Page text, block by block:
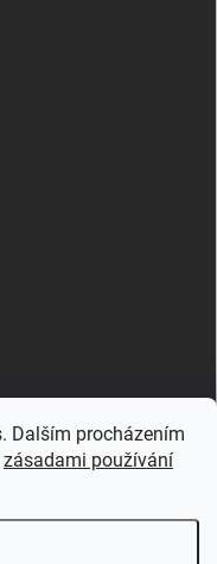
Dalším procházením
zásadami používání